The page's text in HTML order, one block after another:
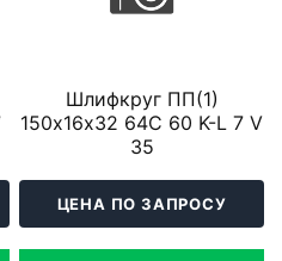
Шлифкруг ПП(1)
150х16х32 64C 60 K-L 7 V
35
ЦЕНА ПО ЗАПРОСУ